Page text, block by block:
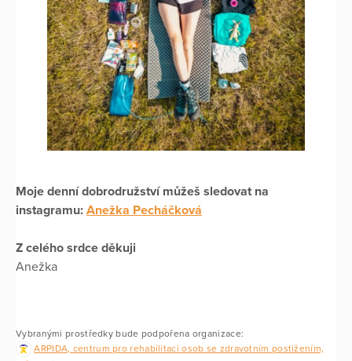
Moje denní dobrodružství můžeš sledovat na
instagramu: Anežka Pecháčková
Z celého srdce děkuji
Anežka
Vybranými prostředky bude podpořena organizace:
ARPIDA, centrum pro rehabilitaci osob se zdravotním postižením,